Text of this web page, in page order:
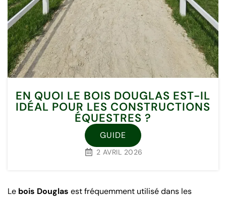
EN QUOI LE BOIS DOUGLAS EST-IL
IDÉAL POUR LES CONSTRUCTIONS
ÉQUESTRES ?
GUIDE
2 AVRIL 2026
Le bois Douglas est fréquemment utilisé dans les